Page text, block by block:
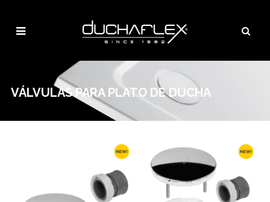
VÁLVULAS PARA PLATO DE DUCHA